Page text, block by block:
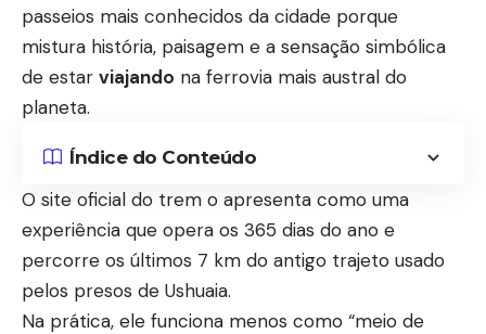
passeios mais conhecidos da cidade porque
mistura história, paisagem e a sensação simbólica
de estar viajando na ferrovia mais austral do
planeta.
Índice do Conteúdo
O site oficial do trem o apresenta como uma
experiência que opera os 365 dias do ano e
percorre os últimos 7 km do antigo trajeto usado
pelos presos de Ushuaia.
Na prática, ele funciona menos como “meio de